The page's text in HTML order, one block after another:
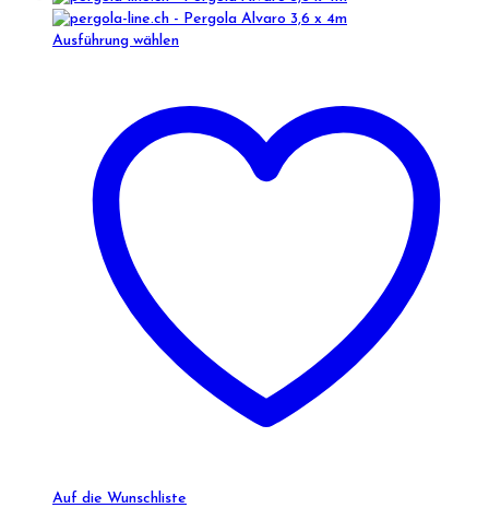
Ausführung wählen
Auf die Wunschliste